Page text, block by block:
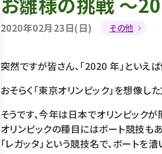
2020年02月23日(日) その他
突然ですが皆さん、「2020 年」といえ
おそらく「東京オリンピック」を想像
そうです、今年は日本でオリンピック
オリンピックの種目にはボート競技も
「レガッタ」という競技名で、ボートを